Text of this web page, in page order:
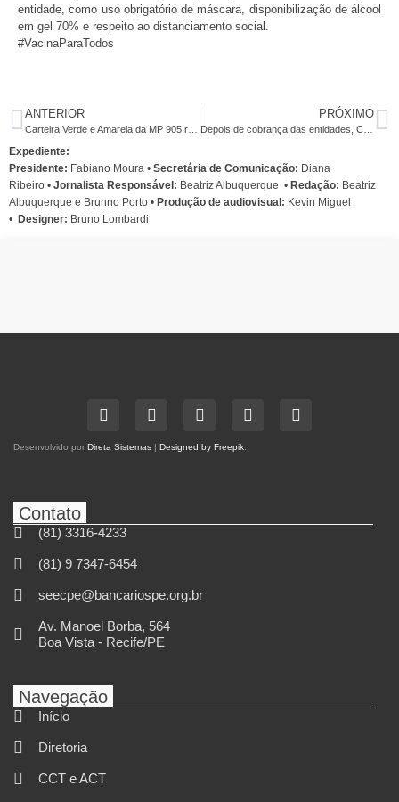
entidade, como uso obrigatório de máscara, disponibilização de álcool
em gel 70% e respeito ao distanciamento social.
#VacinaParaTodos
ANTERIOR PRÓXIMO
Depois de cobrança das entidades, Caixa anuncia contratações, mas número não supre déficit
Expediente:
Presidente: Fabiano Moura • Secretária de Comunicação: Diana
Ribeiro • Jornalista Responsável: Beatriz Albuquerque • Redação: Beatriz
Albuquerque e Brunno Porto • Produção de audiovisual: Kevin Miguel
• Designer: Bruno Lombardi
Desenvolvido por Direta Sistemas Designed by Freepik.
Contato
(81) 3316-4233
(81) 9 7347-6454
seecpe@bancariospe.org.br
Av. Manoel Borba, 564
Boa Vista - Recife/PE
Navegação
Início
Diretoria
CCT e ACT